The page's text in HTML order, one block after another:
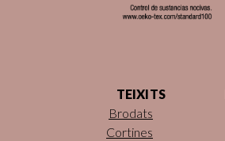
TEIXITS
Brodats
Cortines